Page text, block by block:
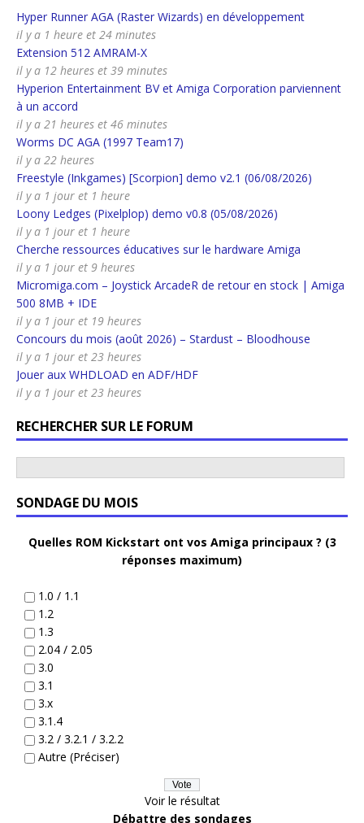
Hyper Runner AGA (Raster Wizards) en développement
il y a 1 heure et 24 minutes
Extension 512 AMRAM-X
il y a 12 heures et 39 minutes
Hyperion Entertainment BV et Amiga Corporation parviennent
à un accord
il y a 21 heures et 46 minutes
Worms DC AGA (1997 Team17)
il y a 22 heures
Freestyle (Inkgames) [Scorpion] demo v2.1 (06/08/2026)
il y a 1 jour et 1 heure
Loony Ledges (Pixelplop) demo v0.8 (05/08/2026)
il y a 1 jour et 1 heure
Cherche ressources éducatives sur le hardware Amiga
il y a 1 jour et 9 heures
Micromiga.com – Joystick ArcadeR de retour en stock | Amiga
500 8MB + IDE
il y a 1 jour et 19 heures
Concours du mois (août 2026) – Stardust – Bloodhouse
il y a 1 jour et 23 heures
Jouer aux WHDLOAD en ADF/HDF
il y a 1 jour et 23 heures
RECHERCHER SUR LE FORUM
SONDAGE DU MOIS
Quelles ROM Kickstart ont vos Amiga principaux ? (3
réponses maximum)
1.0 / 1.1
1.2
1.3
2.04 / 2.05
3.0
3.1
3.x
3.1.4
3.2 / 3.2.1 / 3.2.2
Autre (Préciser)
Voir le résultat
Débattre des sondages